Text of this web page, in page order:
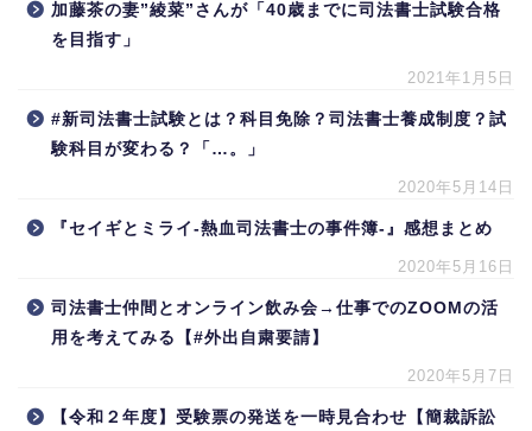
加藤茶の妻”綾菜”さんが「40歳までに司法書士試験合格
を目指す」
2021年1月5日
#新司法書士試験とは？科目免除？司法書士養成制度？試
験科目が変わる？「…。」
2020年5月14日
『セイギとミライ-熱血司法書士の事件簿-』感想まとめ
2020年5月16日
司法書士仲間とオンライン飲み会→仕事でのZOOMの活
用を考えてみる【#外出自粛要請】
2020年5月7日
【令和２年度】受験票の発送を一時見合わせ【簡裁訴訟